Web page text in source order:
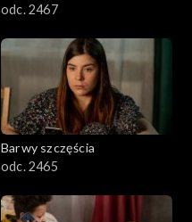
odc. 2467
Barwy szczęścia
odc. 2465